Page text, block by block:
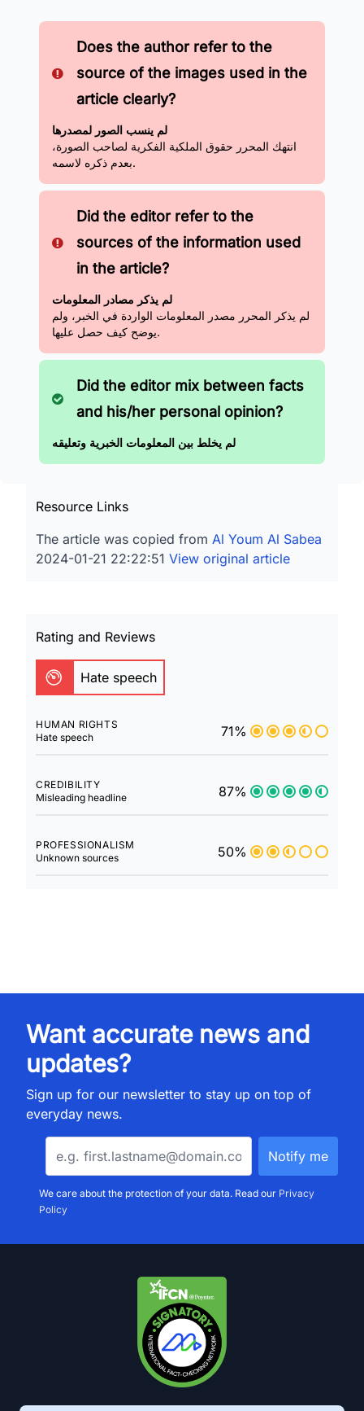
Does the author refer to the
source of the images used in the
article clearly?
لم ينسب الصور لمصدرها
انتهك المحرر حقوق الملكية الفكرية لصاحب الصورة،
بعدم ذكره لاسمه.
Did the editor refer to the
sources of the information used
in the article?
لم يذكر مصادر المعلومات
لم يذكر المحرر مصدر المعلومات الواردة في الخبر، ولم
يوضح كيف حصل عليها.
Did the editor mix between facts
and his/her personal opinion?
لم يخلط بين المعلومات الخبرية وتعليقه
Resource Links
The article was copied from Al Youm Al Sabea
2024-01-21 22:22:51 View original article
Rating and Reviews
Hate speech
HUMAN RIGHTS
Hate speech
71%
CREDIBILITY
Misleading headline
87%
PROFESSIONALISM
Unknown sources
50%
Want accurate news and
updates?
Sign up for our newsletter to stay up on top of
everyday news.
We care about the protection of your data. Read our Privacy
Policy